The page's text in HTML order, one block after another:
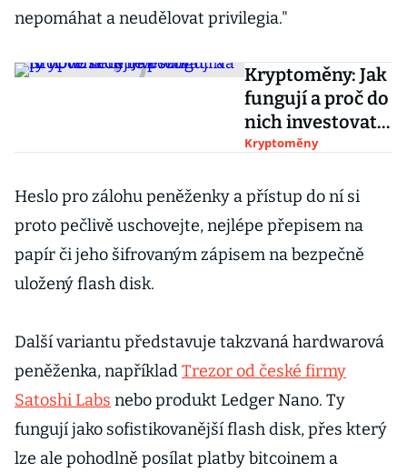
nepomáhat a neudělovat privilegia."
Kryptoměny: Jak
fungují a proč do
nich investovat.
Na ty nové si
Kryptoměny
Heslo pro zálohu peněženky a přístup do ní si
proto pečlivě uschovejte, nejlépe přepisem na
papír či jeho šifrovaným zápisem na bezpečně
uložený flash disk.
Další variantu představuje takzvaná hardwarová
peněženka, napříkladTrezor od české firmy
Satoshi Labs nebo produkt Ledger Nano. Ty
fungují jako sofistikovanější flash disk, přes který
lze ale pohodlně posílat platby bitcoinem a